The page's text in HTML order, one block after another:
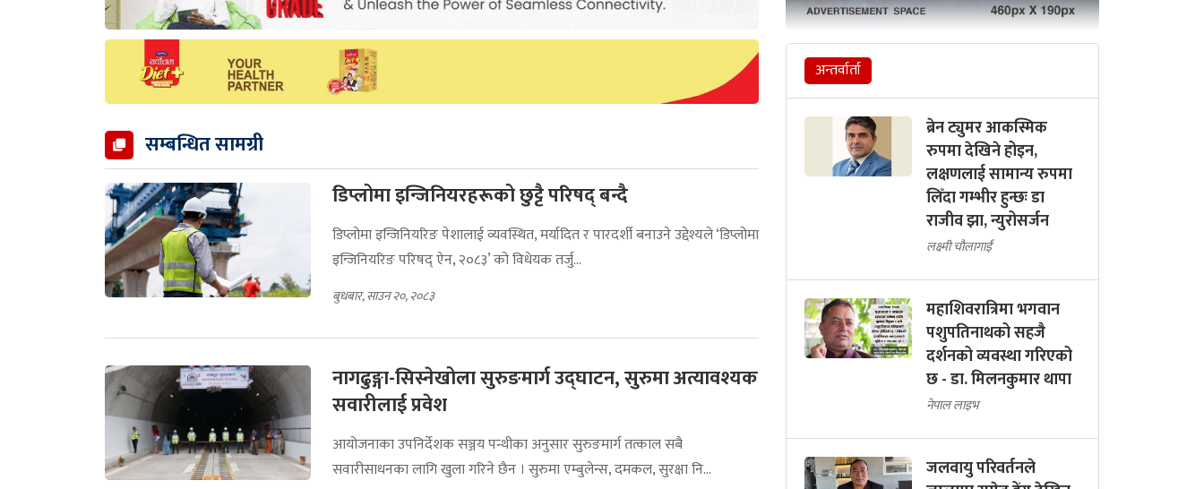
सम्बन्धित सामग्री
डिप्लोमा इन्जिनियरहरूको छुट्टै परिषद् बन्दै
डिप्लोमा इन्जिनियरिङ पेशालाई व्यवस्थित, मर्यादित र पारदर्शी बनाउने उद्देश्यले ‘डिप्लोमा
इन्जिनियरिङ परिषद् ऐन, २०८३’ को विधेयक तर्जु...
बुधबार, साउन २०, २०८३
नागढुङ्गा-सिस्नेखोला सुरुङमार्ग उद्घाटन, सुरुमा अत्यावश्यक
सवारीलाई प्रवेश
आयोजनाका उपनिर्देशक सञ्जय पन्थीका अनुसार सुरुङमार्ग तत्काल सबै
सवारीसाधनका लागि खुला गरिने छैन । सुरुमा एम्बुलेन्स, दमकल, सुरक्षा नि...
अन्तर्वार्ता
ब्रेन ट्युमर आकस्मिक
रुपमा देखिने होइन,
लक्षणलाई सामान्य रुपमा
लिँदा गम्भीर हुन्छः डा
राजीव झा, न्युरोसर्जन
लक्ष्मी चौलागाईं
महाशिवरात्रिमा भगवान
पशुपतिनाथको सहजै
दर्शनको व्यवस्था गरिएको
छ - डा. मिलनकुमार थापा
नेपाल लाइभ
जलवायु परिवर्तनले